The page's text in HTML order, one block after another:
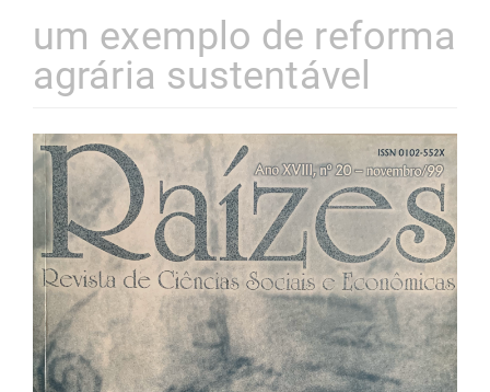
um exemplo de reforma
agrária sustentável
Barra
lateral
de
artigos